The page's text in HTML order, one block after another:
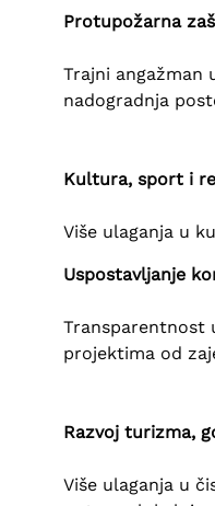
Protupožarna
Trajni angažman
nadogradnja
Kultura, sport i
Više ulaganja u
Uspostavljanje
Transparentnost
projektima od
Razvoj turizma,
Više ulaganja u